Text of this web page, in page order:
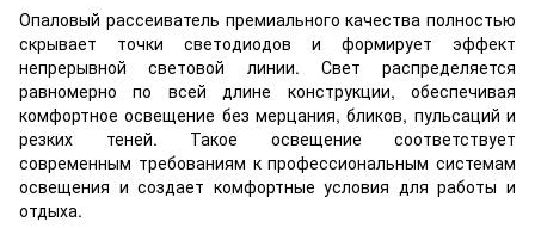
Опаловый рассеиватель премиального качества полностью
скрывает точки светодиодов и формирует эффект
непрерывной световой линии. Свет распределяется
равномерно по всей длине конструкции, обеспечивая
комфортное освещение без мерцания, бликов, пульсаций и
резких теней. Такое освещение соответствует
современным требованиям к профессиональным системам
освещения и создает комфортные условия для работы и
отдыха.